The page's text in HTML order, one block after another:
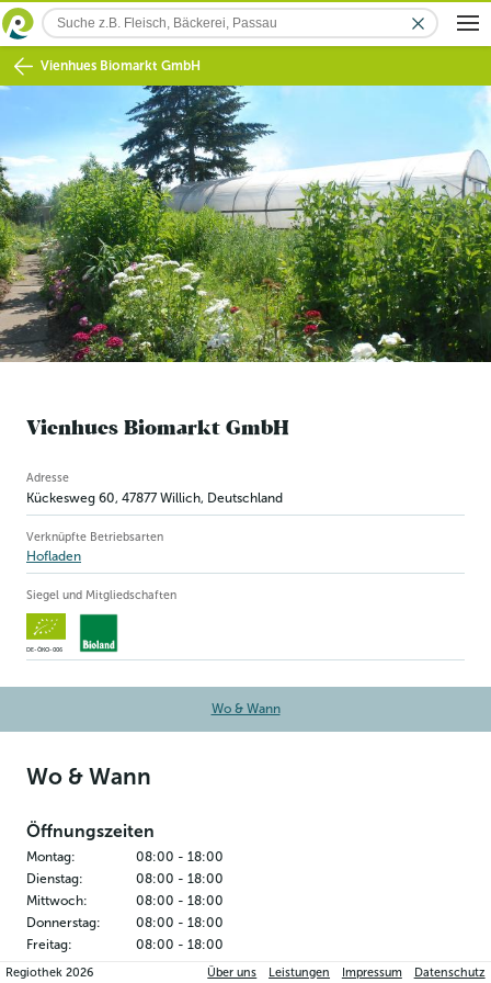
Vienhues Biomarkt GmbH
Vienhues Biomarkt GmbH
Betriebsinformation
Adresse
Kückesweg 60, 47877 Willich, Deutschland
Verknüpfte Betriebsarten
Hofladen
Siegel und Mitgliedschaften
DE-ÖKO-006
Wo & Wann
Wo & Wann
Öffnungszeiten
Montag: 08:00 - 18:00
Dienstag: 08:00 - 18:00
Mittwoch: 08:00 - 18:00
Donnerstag: 08:00 - 18:00
Freitag: 08:00 - 18:00
Samstag:
15:00
Regiothek2026 Über uns Leistungen Impressum Datenschutz